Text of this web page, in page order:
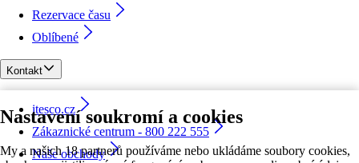
Nastavení soukromí a cookies
My a našich 18 partnerů používáme nebo ukládáme soubory cookies,
Rezervace času
Oblíbené
Kontakt
itesco.cz
Zákaznické centrum - 800 222 555
Naše obchody